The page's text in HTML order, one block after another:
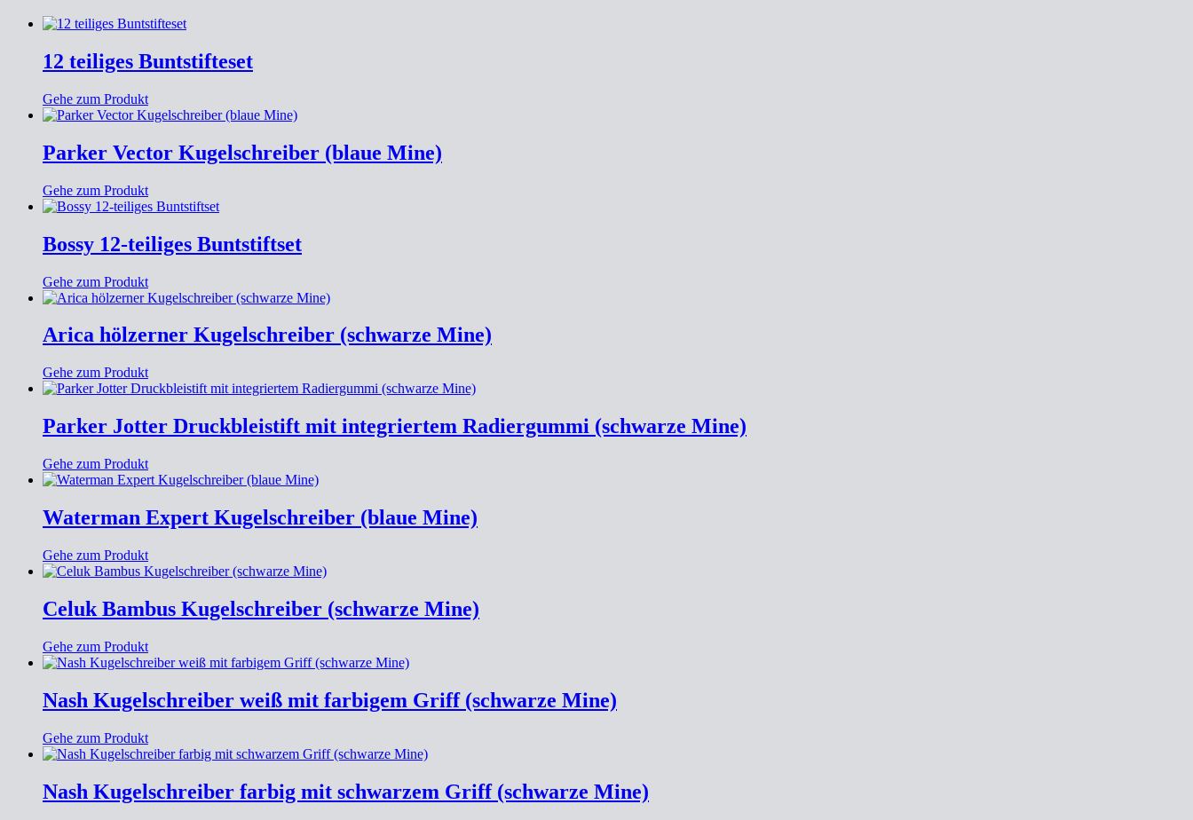
12 teiliges Buntstifteset
Gehe zum Produkt
Parker Vector Kugelschreiber (blaue Mine)
Gehe zum Produkt
Bossy 12-teiliges Buntstiftset
Gehe zum Produkt
Arica hölzerner Kugelschreiber (schwarze Mine)
Gehe zum Produkt
Parker Jotter Druckbleistift mit integriertem Radiergummi (schwarze Mine)
Gehe zum Produkt
Waterman Expert Kugelschreiber (blaue Mine)
Gehe zum Produkt
Celuk Bambus Kugelschreiber (schwarze Mine)
Gehe zum Produkt
Nash Kugelschreiber weiß mit farbigem Griff (schwarze Mine)
Gehe zum Produkt
Nash Kugelschreiber farbig mit schwarzem Griff (schwarze Mine)